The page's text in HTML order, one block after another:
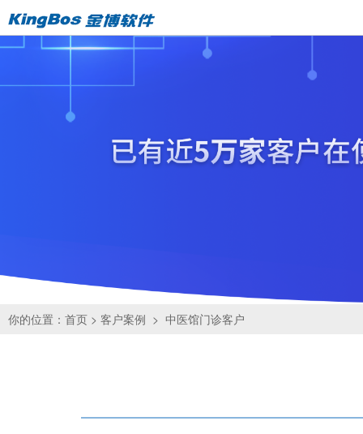
你的位置： 首页 > 客户案例 > 中医馆门诊客户